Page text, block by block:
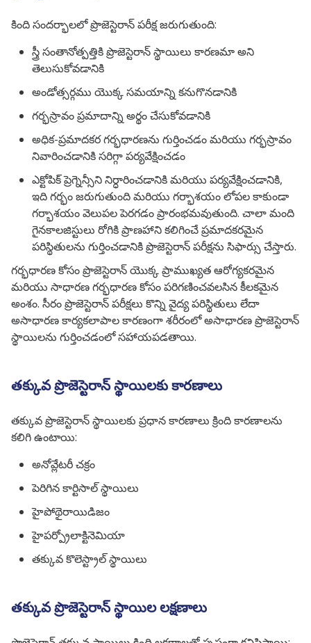
కింది సందర్భాలలో ప్రొజెస్టెరాన్ పరీక్ష జరుగుతుంది:
స్త్రీ సంతానోత్పత్తికి ప్రొజెస్టెరాన్ స్థాయిలు కారణమా అని
తెలుసుకోవడానికి
అండోత్సర్గము యొక్క సమయాన్ని కనుగొనడానికి
గర్భస్రావం ప్రమాదాన్ని అర్థం చేసుకోవడానికి
అధిక-ప్రమాదకర గర్భధారణను గుర్తించడం మరియు గర్భస్రావం
నివారించడానికి సరిగ్గా పర్యవేక్షించడం
ఎక్టోపిక్ ప్రెగ్నెన్సీని నిర్ధారించడానికి మరియు పర్యవేక్షించడానికి,
ఇది గర్భం జరుగుతుంది మరియు గర్భాశయం లోపల కాకుండా
గర్భాశయం వెలుపల పెరగడం ప్రారంభమవుతుంది. చాలా మంది
గైనకాలజిస్టులు రోగికి ప్రాణహాని కలిగించే ప్రమాదకరమైన
పరిస్థితులను గుర్తించడానికి ప్రొజెస్టెరాన్ పరీక్షను సిఫార్సు చేస్తారు.
గర్భధారణ కోసం ప్రొజెస్టెరాన్ యొక్క ప్రాముఖ్యత ఆరోగ్యకరమైన
మరియు సాధారణ గర్భధారణ కోసం పరిగణించవలసిన కీలకమైన
అంశం. సీరం ప్రొజెస్టెరాన్ పరీక్షలు కొన్ని వైద్య పరిస్థితులు లేదా
అసాధారణ కార్యకలాపాల కారణంగా శరీరంలో అసాధారణ ప్రొజెస్టెరాన్
స్థాయిలను గుర్తించడంలో సహాయపడతాయి.
తక్కువ ప్రొజెస్టెరాన్ స్థాయిలకు కారణాలు
తక్కువ ప్రొజెస్టెరాన్ స్థాయిలకు ప్రధాన కారణాలు క్రింది కారణాలను
కలిగి ఉంటాయి:
అనోవ్లేటరీ చక్రం
పెరిగిన కార్టిసాల్ స్థాయిలు
హైపోథైరాయిడిజం
హైపర్ప్రోలాక్టినెమియా
తక్కువ కొలెస్ట్రాల్ స్థాయిలు
తక్కువ ప్రొజెస్టెరాన్ స్థాయిల లక్షణాలు